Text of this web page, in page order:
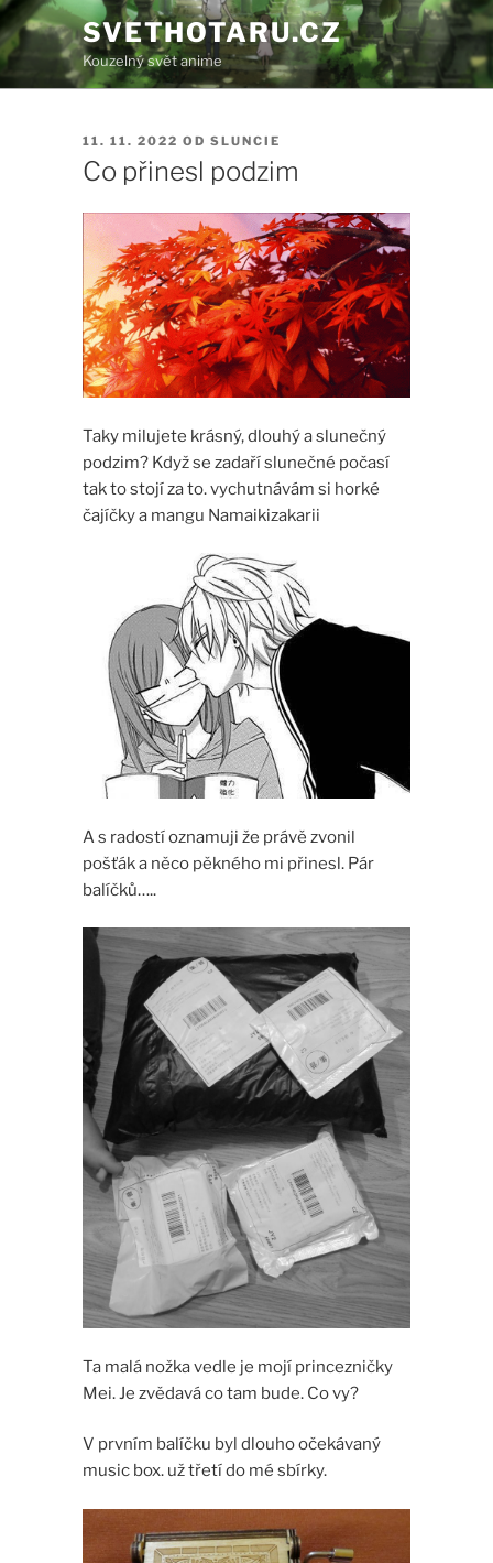
Přejít
k
obsahu
webu
SVETHOTARU.CZ
Kouzelný svět anime
PUBLIKOVÁNO
11. 11. 2022 OD SLUNCIE
Co přinesl podzim
Taky milujete krásný, dlouhý a slunečný
podzim? Když se zadaří slunečné počasí
tak to stojí za to. vychutnávám si horké
čajíčky a mangu Namaikizakarii
A s radostí oznamuji že právě zvonil
pošťák a něco pěkného mi přinesl. Pár
balíčků…..
Ta malá nožka vedle je mojí princezničky
Mei. Je zvědavá co tam bude. Co vy?
V prvním balíčku byl dlouho očekávaný
music box. už třetí do mé sbírky.